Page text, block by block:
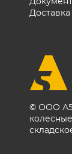
© ООО А5
Доставка